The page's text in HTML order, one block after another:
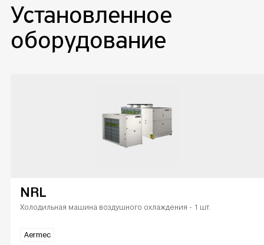
Установленное
оборудование
NRL
Холодильная машина воздушного охлаждения - 1 шт.
Aermec